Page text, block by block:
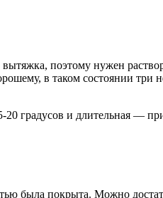
поэтому нужен
в таком состоянии
градусов и длительная —
была покрыта. Можно